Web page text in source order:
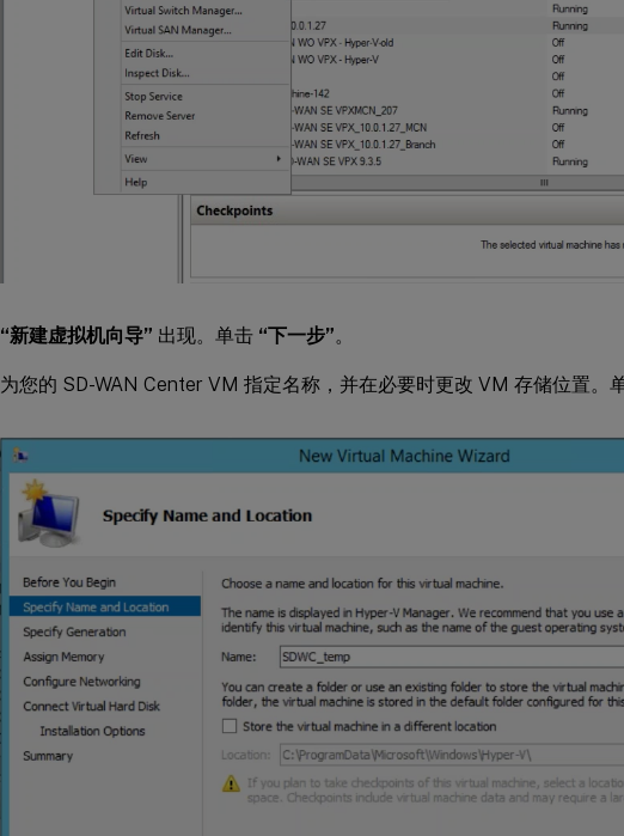
“新建虚拟机向导” 出现。单击 “下一步”。
为您的 SD-WAN Center VM 指定名称，并在必要时更改 VM 存储位置。